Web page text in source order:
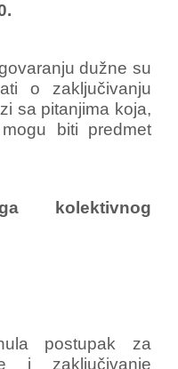
dužne su
o zaključivanju
sa pitanjima koja,
biti predmet
kolektivnog
postupak za
i zaključivanje